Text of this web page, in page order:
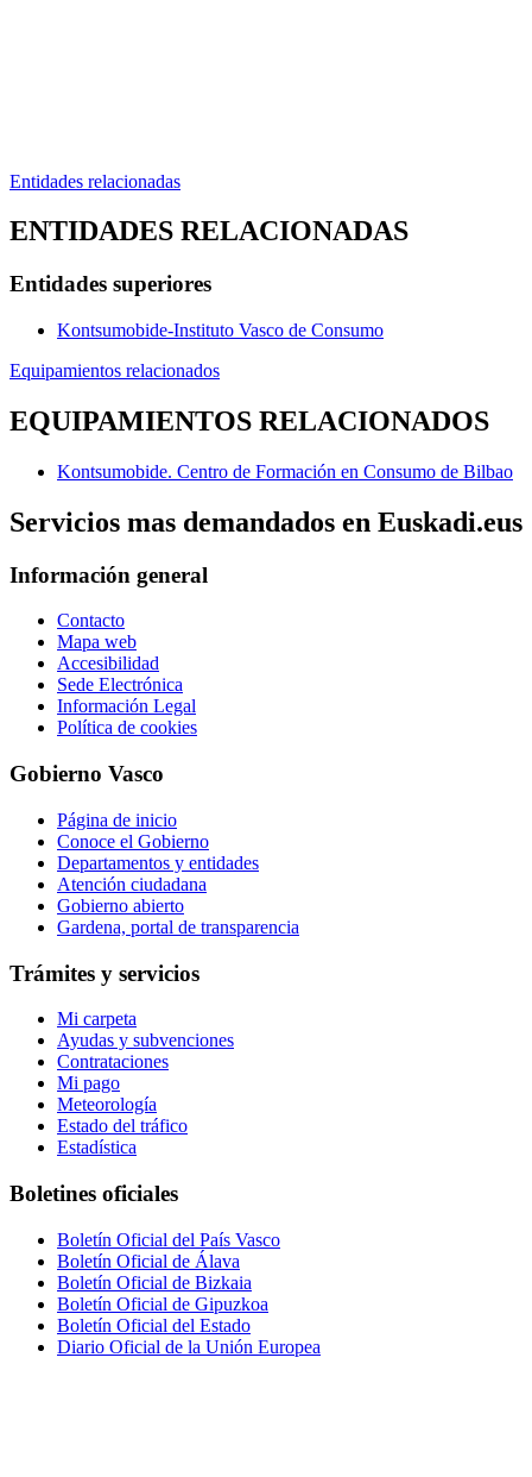
Entidades relacionadas
ENTIDADES RELACIONADAS
Entidades superiores
Kontsumobide-Instituto Vasco de Consumo
Equipamientos relacionados
EQUIPAMIENTOS RELACIONADOS
Kontsumobide. Centro de Formación en Consumo de Bilbao
Servicios mas demandados en Euskadi.eus
Información general
Contacto
Mapa web
Accesibilidad
Sede Electrónica
Información Legal
Política de cookies
Gobierno Vasco
Página de inicio
Conoce el Gobierno
Departamentos y entidades
Atención ciudadana
Gobierno abierto
Gardena, portal de transparencia
Trámites y servicios
Mi carpeta
Ayudas y subvenciones
Contrataciones
Mi pago
Meteorología
Estado del tráfico
Estadística
Boletines oficiales
Boletín Oficial del País Vasco
Boletín Oficial de Álava
Boletín Oficial de Bizkaia
Boletín Oficial de Gipuzkoa
Boletín Oficial del Estado
Diario Oficial de la Unión Europea